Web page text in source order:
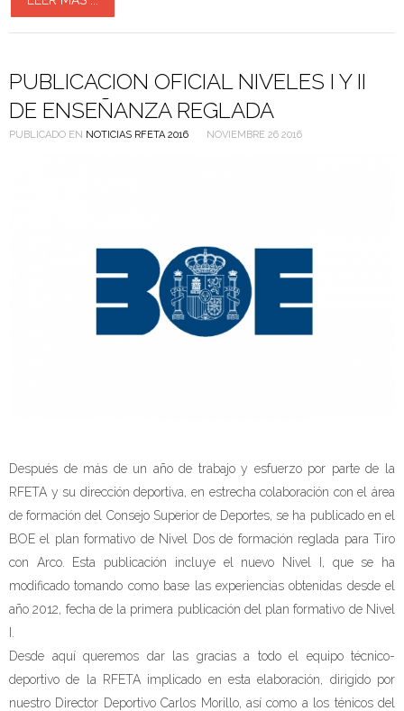
PUBLICACION OFICIAL NIVELES I Y II
DE ENSEÑANZA REGLADA
PUBLICADO EN NOTICIAS RFETA 2016 NOVIEMBRE 26 2016
Después de más de un año de trabajo y esfuerzo por parte de la
RFETA y su dirección deportiva, en estrecha colaboración con el área
de formación del Consejo Superior de Deportes, se ha publicado en el
BOE el plan formativo de Nivel Dos de formación reglada para Tiro
con Arco. Esta publicación incluye el nuevo Nivel I, que se ha
modificado tomando como base las experiencias obtenidas desde el
año 2012, fecha de la primera publicación del plan formativo de Nivel
I.
Desde aquí queremos dar las gracias a todo el equipo técnico-
deportivo de la RFETA implicado en esta elaboración, dirigido por
nuestro Director Deportivo Carlos Morillo, así como a los ténicos del